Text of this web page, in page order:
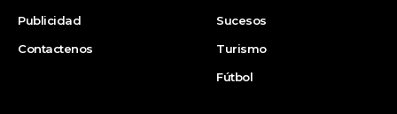
Publicidad
Contactenos
Sucesos
Turismo
Fútbol